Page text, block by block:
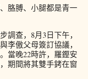
胳膊、小腿都是青一
調查，8月3日下午，
李傲父母簽訂協議，
當晚22時許，羅鏗安
期間將其雙手銬在窗